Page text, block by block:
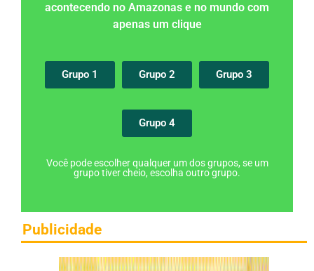
acontecendo no Amazonas e no mundo com
apenas um clique
Grupo 1 Grupo 2 Grupo 3
Grupo 4
Você pode escolher qualquer um dos grupos, se um
grupo tiver cheio, escolha outro grupo.
Publicidade